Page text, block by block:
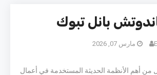
بانل تبوك
مارس 07, 2026
من أهم الأنظمة الحديثة المستخدمة في أعمال